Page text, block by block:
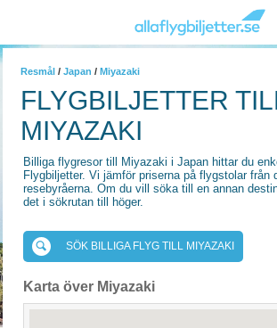
Resmål / Japan / Miyazaki
FLYGBILJETTER
MIYAZAKI
Billiga flygresor till Miyazaki i Japan hittar du
Flygbiljetter. Vi jämför priserna på flygstolar från
resebyråerna. Om du vill söka till en annan
det i sökrutan till höger.
SÖK BILLIGA FLYG TILL MIYAZAKI
Karta över Miyazaki